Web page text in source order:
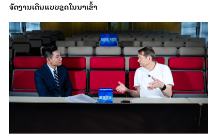
ຈັດງານເດີນແບບຊຸດໃນນາເຂົ້າ